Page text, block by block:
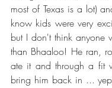
most of Texas is a lot)
know kids were very
but I don't think anyone
than Bhaaloo! He ran,
ate it and through a fit
bring him back in ...